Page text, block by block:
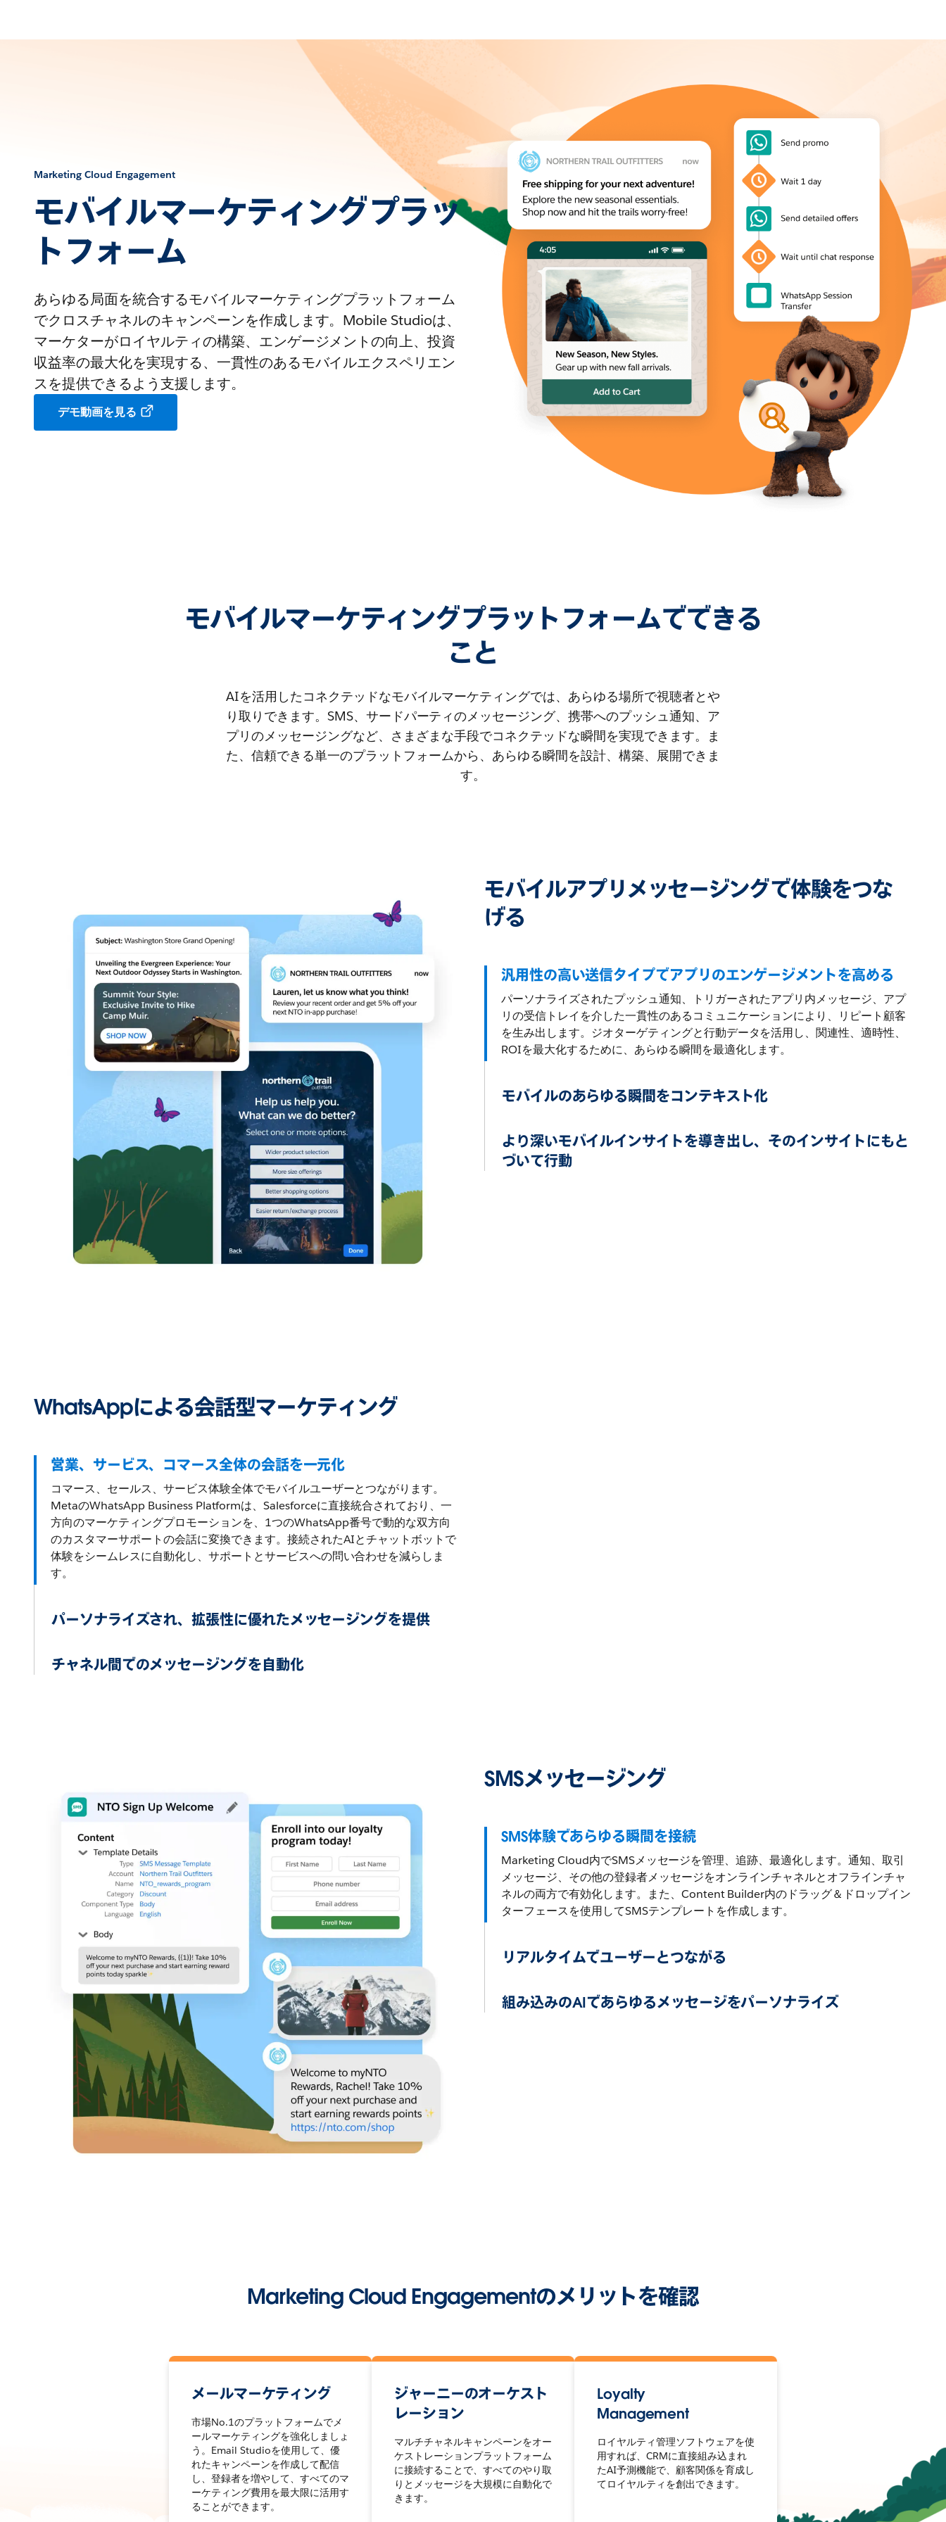
Marketing Cloud Engagement
モバイルマーケティングプラッ
トフォーム
あらゆる局面を統合するモバイルマーケティングプラットフォーム
でクロスチャネルのキャンペーンを作成します。Mobile Studioは、
マーケターがロイヤルティの構築、エンゲージメントの向上、投資
収益率の最大化を実現する、一貫性のあるモバイルエクスペリエン
スを提供できるよう支援します。
デモ動画を見る
モバイルマーケティングプラットフォームでできる
こと
AIを活用したコネクテッドなモバイルマーケティングでは、あらゆる場所で視聴者とや
り取りできます。SMS、サードパーティのメッセージング、携帯へのプッシュ通知、ア
プリのメッセージングなど、さまざまな手段でコネクテッドな瞬間を実現できます。ま
た、信頼できる単一のプラットフォームから、あらゆる瞬間を設計、構築、展開できま
す。
モバイルアプリメッセージングで体験をつな
げる
汎用性の高い送信タイプでアプリのエンゲージメントを高める
パーソナライズされたプッシュ通知、トリガーされたアプリ内メッセージ、アプ
リの受信トレイを介した一貫性のあるコミュニケーションにより、リピート顧客
を生み出します。ジオターゲティングと行動データを活用し、関連性、適時性、
ROIを最大化するために、あらゆる瞬間を最適化します。
モバイルのあらゆる瞬間をコンテキスト化
より深いモバイルインサイトを導き出し、そのインサイトにもと
づいて行動
WhatsAppによる会話型マーケティング
営業、サービス、コマース全体の会話を一元化
コマース、セールス、サービス体験全体でモバイルユーザーとつながります。
MetaのWhatsApp Business Platformは、Salesforceに直接統合されており、一
方向のマーケティングプロモーションを、1つのWhatsApp番号で動的な双方向
のカスタマーサポートの会話に変換できます。接続されたAIとチャットボットで
体験をシームレスに自動化し、サポートとサービスへの問い合わせを減らしま
す。
パーソナライズされ、拡張性に優れたメッセージングを提供
チャネル間でのメッセージングを自動化
SMSメッセージング
SMS体験であらゆる瞬間を接続
Marketing Cloud内でSMSメッセージを管理、追跡、最適化します。通知、取引
メッセージ、その他の登録者メッセージをオンラインチャネルとオフラインチャ
ネルの両方で有効化します。また、Content Builder内のドラッグ＆ドロップイン
ターフェースを使用してSMSテンプレートを作成します。
リアルタイムでユーザーとつながる
組み込みのAIであらゆるメッセージをパーソナライズ
Marketing Cloud Engagementのメリットを確認
メールマーケティング
市場No.1のプラットフォームでメ
ールマーケティングを強化しましょ
う。Email Studioを使用して、優
れたキャンペーンを作成して配信
し、登録者を増やして、すべてのマ
ーケティング費用を最大限に活用す
ることができます。
ジャーニーのオーケスト
レーション
マルチチャネルキャンペーンをオー
ケストレーションプラットフォーム
に接続することで、すべてのやり取
りとメッセージを大規模に自動化で
きます。
Loyalty
Management
ロイヤルティ管理ソフトウェアを使
用すれば、CRMに直接組み込まれ
たAI予測機能で、顧客関係を育成し
てロイヤルティを創出できます。